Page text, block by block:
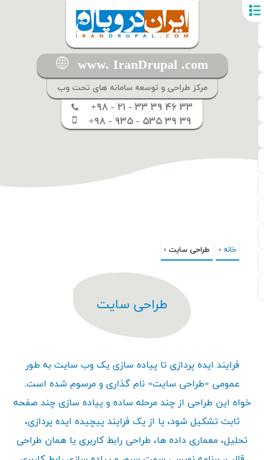
www. IranDrupal .com
مرکز طراحی و توسعه سامانه های تحت وب
+۹۸ - ۲۱ - ۳۳ ۳۹ ۴۶ ۳۳
+۹۸ - ۹۳۵ - ۵۳۵ ۳۹ ۳۹
شما اینجا هستید
خانه › طراحی سایت ›
طراحی سایت
فرایند ایده پردازی تا پیاده سازی یک وب سایت به طور
عمومی «طراحی سایت» نام گذاری و مرسوم شده است.
خواه این طراحی از چند مرحله ساده و پیاده سازی چند صفحه
ثابت تشکیل شود، یا از یک فرایند پیچیده ایده پردازی،
تحلیل، معماری داده ها، طراحی رابط کاربری یا همان طراحی